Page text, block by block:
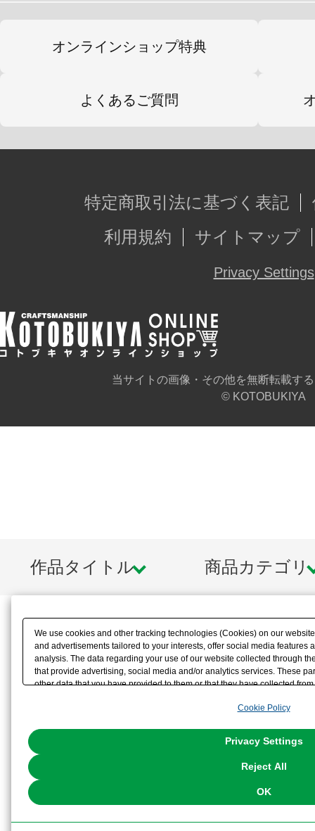
オンラインショップ特典
よくあるご質問
特定商取引法に基づく表記
利用規約
サイトマップ
Privacy Settings
当サイトの画像・その他を無断転載す
© KOTOBUKIYA
作品タイトル 商品カテゴリ
We use cookies and other tracking technologies (Cookies) on our
and advertisements tailored to your interests, offer social media features
analysis. The data regarding your use of our website collected through
that provide advertising, social media and/or analytics services. These
other data that you have provided to them or that they have collected
the use of all Cookies except for Strictly Necessary Cookies, please
You can change your consent or rejection settings at any time via
Cookie Policy
Privacy Settings
Reject All
OK